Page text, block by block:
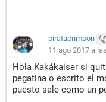
piratacrimson
11 ago 2017 a
Hola Kakákaiser si
pegatina o escrito el
puesto sale como un